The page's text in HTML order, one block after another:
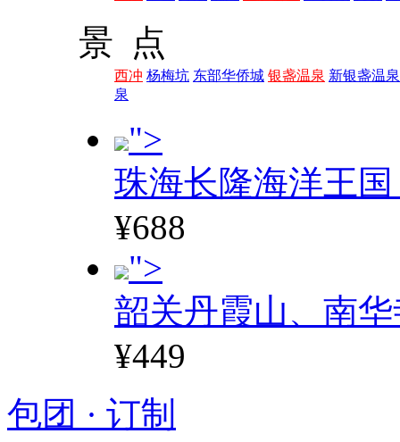
景 点
西冲 杨梅坑 东部华侨城 银盏温泉 新银盏温泉
泉
">
珠海长隆海洋王
¥688
">
韶关丹霞山、南
¥449
包团 · 订制